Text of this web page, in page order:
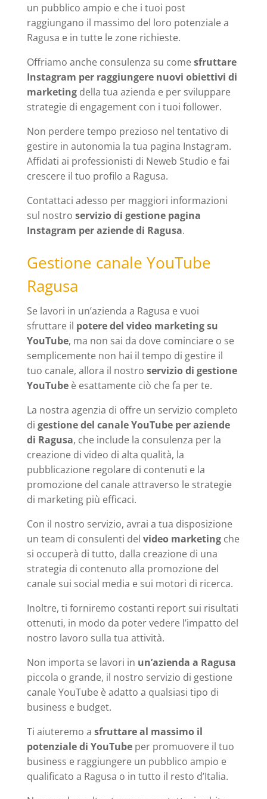
un pubblico ampio e che i tuoi post
raggiungano il massimo del loro potenziale a
Ragusa e in tutte le zone richieste.
Offriamo anche consulenza su comesfruttare
Instagram per raggiungere nuovi obiettivi di
marketingdella tua azienda e per sviluppare
strategie di engagement con i tuoi follower.
Non perdere tempo prezioso nel tentativo di
gestire in autonomia la tua pagina Instagram.
Affidati ai professionisti di Neweb Studio e fai
crescere il tuo profilo a Ragusa.
Contattaci adesso per maggiori informazioni
sul nostro servizio di gestione pagina
Instagram per aziende di Ragusa.
Gestione canale YouTube
Ragusa
Se lavori in un’azienda a Ragusa e vuoi
sfruttare il potere del video marketing su
YouTube, ma non sai da dove cominciare o se
semplicemente non hai il tempo di gestire il
tuo canale, allora il nostro servizio di gestione
YouTubeè esattamente ciò che fa per te.
La nostra agenzia di offre un servizio completo
di gestione del canale YouTube per aziende
di Ragusa, che include la consulenza per la
creazione di video di alta qualità, la
pubblicazione regolare di contenuti e la
promozione del canale attraverso le strategie
di marketing più efficaci.
Con il nostro servizio, avrai a tua disposizione
un team di consulenti del video marketingche
si occuperà di tutto, dalla creazione di una
strategia di contenuto alla promozione del
canale sui social media e sui motori di ricerca.
Inoltre, ti forniremo costanti report sui risultati
ottenuti, in modo da poter vedere l’impatto del
nostro lavoro sulla tua attività.
Non importa se lavori in un’azienda a Ragusa
piccola o grande, il nostro servizio di gestione
canale YouTube è adatto a qualsiasi tipo di
business e budget.
Ti aiuteremo a sfruttare al massimo il
potenziale di YouTubeper promuovere il tuo
business e raggiungere un pubblico ampio e
qualificato a Ragusa o in tutto il resto d’Italia.